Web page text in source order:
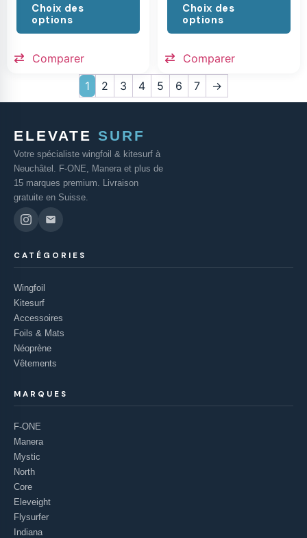
Choix des
options
Comparer
Choix des
options
Comparer
1
2 3 4 5 6 7 →
ELEVATE SURF
Votre spécialiste wingfoil & kitesurf à
Neuchâtel. F-ONE, Manera et plus de
15 marques premium. Livraison
gratuite en Suisse.
CATÉGORIES
Wingfoil
Kitesurf
Accessoires
Foils & Mats
Néoprène
Vêtements
MARQUES
F-ONE
Manera
Mystic
North
Core
Eleveight
Flysurfer
Indiana